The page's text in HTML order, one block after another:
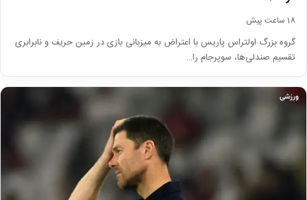
18 ساعت پیش
گروه بزرگ اولتراس پاریس با اعتراض به میزبانی بازی در زمین حریف و نابرابری
تقسیم صندلی‌ها، سوپرجام را…
ورزشی